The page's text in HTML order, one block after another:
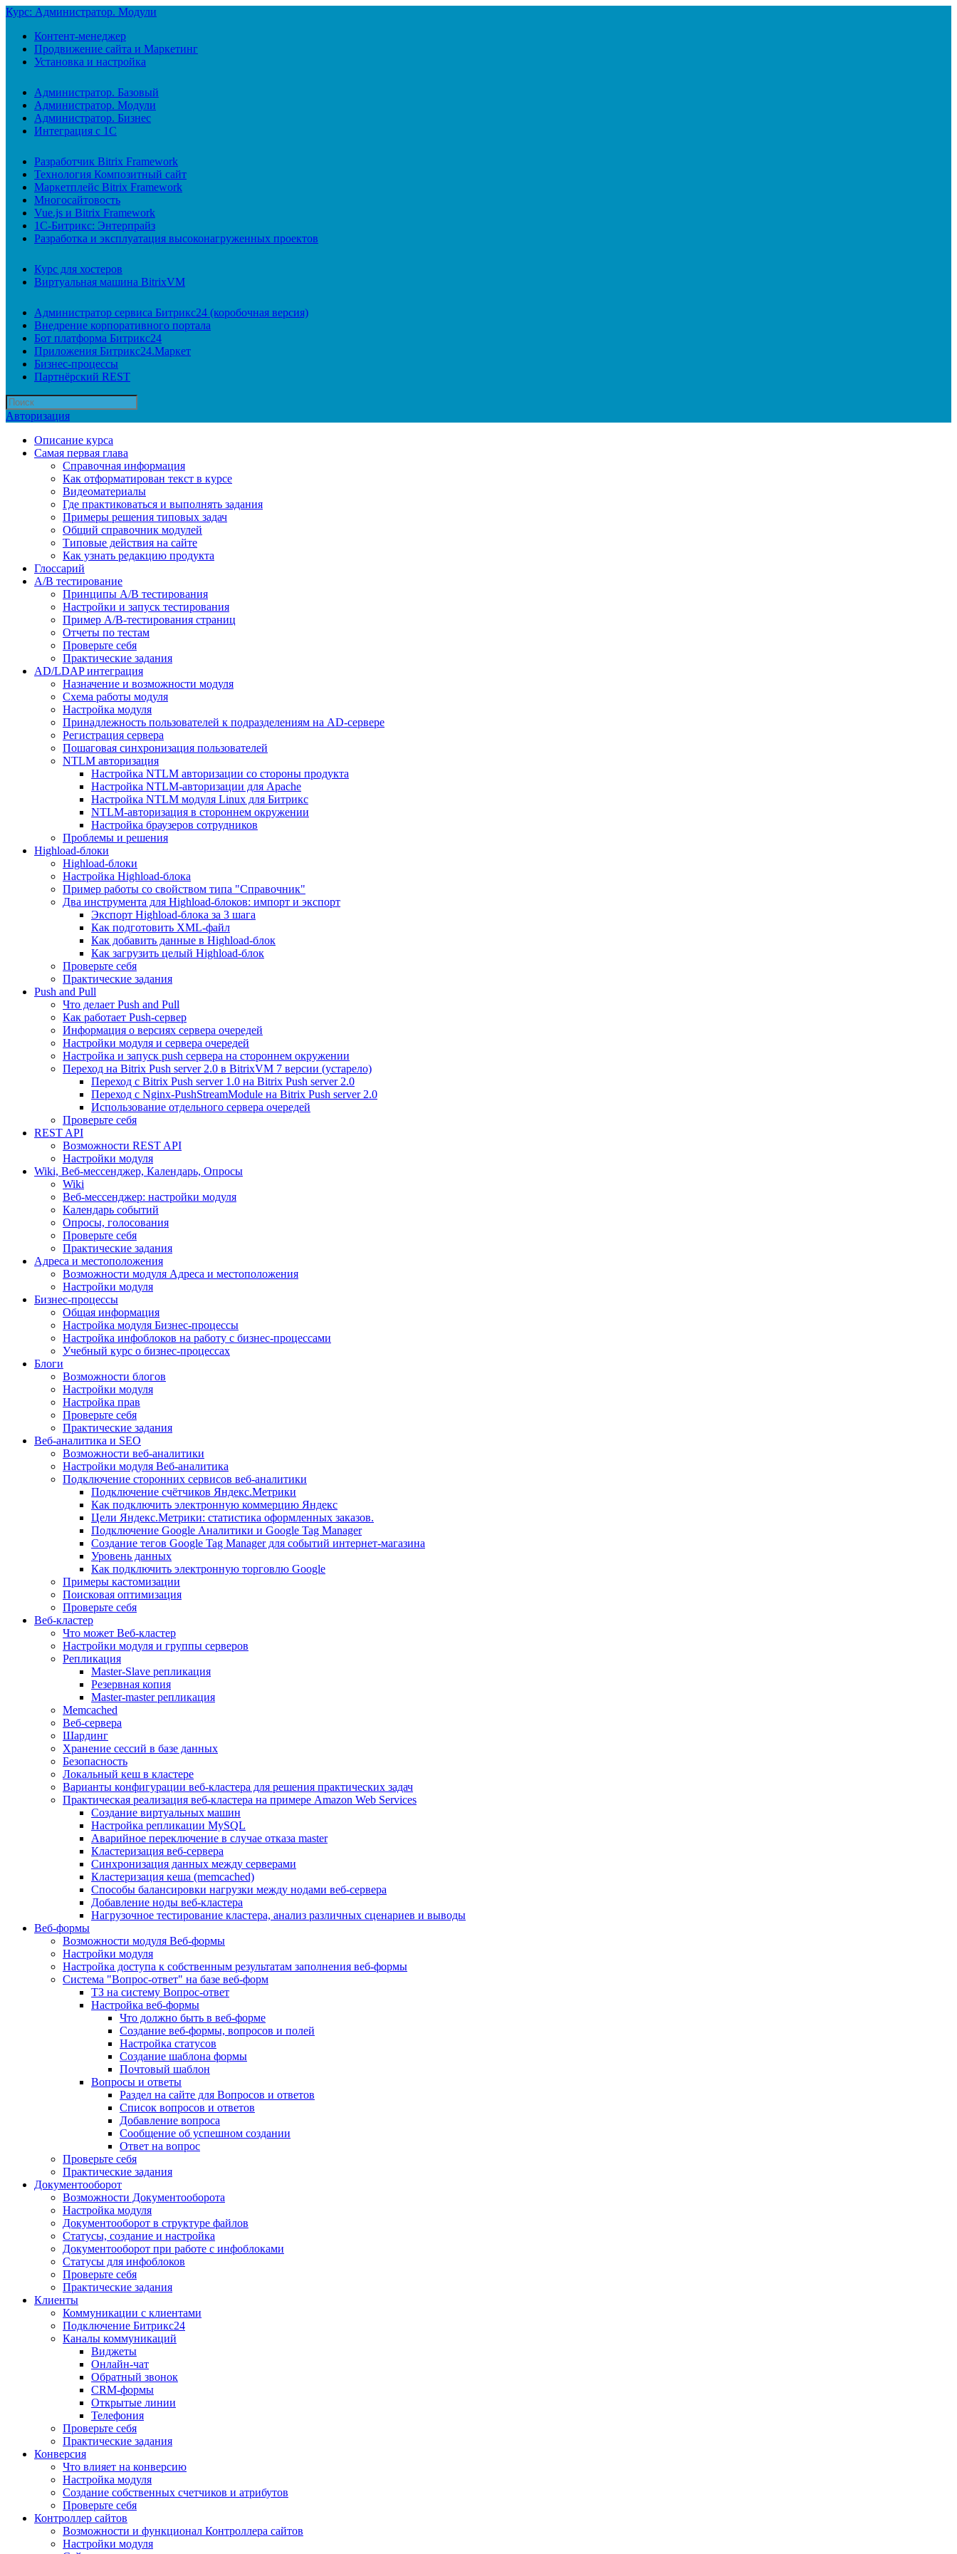
Курс: Администратор. Модули
Контент-менеджер
Продвижение сайта и Маркетинг
Установка и настройка
Администратор. Базовый
Администратор. Модули
Администратор. Бизнес
Интеграция с 1С
Разработчик Bitrix Framework
Технология Композитный сайт
Маркетплейс Bitrix Framework
Многосайтовость
Vue.js и Bitrix Framework
1С-Битрикс: Энтерпрайз
Разработка и эксплуатация высоконагруженных проектов
Курс для хостеров
Виртуальная машина BitrixVM
Администратор сервиса Битрикс24 (коробочная версия)
Внедрение корпоративного портала
Бот платформа Битрикс24
Приложения Битрикс24.Маркет
Бизнес-процессы
Партнёрский REST
Авторизация
Описание курса
Самая первая глава
Справочная информация
Как отформатирован текст в курсе
Видеоматериалы
Где практиковаться и выполнять задания
Примеры решения типовых задач
Общий справочник модулей
Типовые действия на сайте
Как узнать редакцию продукта
Глоссарий
A/B тестирование
Принципы A/B тестирования
Настройки и запуск тестирования
Пример A/B-тестирования страниц
Отчеты по тестам
Проверьте себя
Практические задания
AD/LDAP интеграция
Назначение и возможности модуля
Схема работы модуля
Настройка модуля
Принадлежность пользователей к подразделениям на AD-сервере
Регистрация сервера
Пошаговая синхронизация пользователей
NTLM авторизация
Настройка NTLM авторизации со стороны продукта
Настройка NTLM-авторизации для Apache
Настройка NTLM модуля Linux для Битрикс
NTLM-авторизация в стороннем окружении
Настройка браузеров сотрудников
Проблемы и решения
Highload-блоки
Highload-блоки
Настройка Highload-блока
Пример работы со свойством типа "Справочник"
Два инструмента для Highload-блоков: импорт и экспорт
Экспорт Highload-блока за 3 шага
Как подготовить XML-файл
Как добавить данные в Highload-блок
Как загрузить целый Highload-блок
Проверьте себя
Практические задания
Push and Pull
Что делает Push and Pull
Как работает Push-сервер
Информация о версиях сервера очередей
Настройки модуля и сервера очередей
Настройка и запуск push сервера на стороннем окружении
Переход на Bitrix Push server 2.0 в BitrixVM 7 версии (устарело)
Переход с Bitrix Push server 1.0 на Bitrix Push server 2.0
Переход с Nginx-PushStreamModule на Bitrix Push server 2.0
Использование отдельного сервера очередей
Проверьте себя
REST API
Возможности REST API
Настройки модуля
Wiki, Веб-мессенджер, Календарь, Опросы
Wiki
Веб-мессенджер: настройки модуля
Календарь событий
Опросы, голосования
Проверьте себя
Практические задания
Адреса и местоположения
Возможности модуля Адреса и местоположения
Настройки модуля
Бизнес-процессы
Общая информация
Настройка модуля Бизнес-процессы
Настройка инфоблоков на работу с бизнес-процессами
Учебный курс о бизнес-процессах
Блоги
Возможности блогов
Настройки модуля
Настройка прав
Проверьте себя
Практические задания
Веб-аналитика и SEO
Возможности веб-аналитики
Настройки модуля Веб-аналитика
Подключение сторонних сервисов веб-аналитики
Подключение счётчиков Яндекс.Метрики
Как подключить электронную коммерцию Яндекс
Цели Яндекс.Метрики: статистика оформленных заказов.
Подключение Google Аналитики и Google Tag Manager
Создание тегов Google Tag Manager для событий интернет-магазина
Уровень данных
Как подключить электронную торговлю Google
Примеры кастомизации
Поисковая оптимизация
Проверьте себя
Веб-кластер
Что может Веб-кластер
Настройки модуля и группы серверов
Репликация
Master-Slave репликация
Резервная копия
Master-master репликация
Memcached
Веб-сервера
Шардинг
Хранение сессий в базе данных
Безопасность
Локальный кеш в кластере
Варианты конфигурации веб-кластера для решения практических задач
Практическая реализация веб-кластера на примере Amazon Web Services
Создание виртуальных машин
Настройка репликации MySQL
Аварийное переключение в случае отказа master
Кластеризация веб-сервера
Синхронизация данных между серверами
Кластеризация кеша (memcached)
Способы балансировки нагрузки между нодами веб-сервера
Добавление ноды веб-кластера
Нагрузочное тестирование кластера, анализ различных сценариев и выводы
Веб-формы
Возможности модуля Веб-формы
Настройки модуля
Настройка доступа к собственным результатам заполнения веб-формы
Система "Вопрос-ответ" на базе веб-форм
ТЗ на систему Вопрос-ответ
Настройка веб-формы
Что должно быть в веб-форме
Создание веб-формы, вопросов и полей
Настройка статусов
Создание шаблона формы
Почтовый шаблон
Вопросы и ответы
Раздел на сайте для Вопросов и ответов
Список вопросов и ответов
Добавление вопроса
Сообщение об успешном создании
Ответ на вопрос
Проверьте себя
Практические задания
Документооборот
Возможности Документооборота
Настройка модуля
Документооборот в структуре файлов
Статусы, создание и настройка
Документооборот при работе с инфоблоками
Статусы для инфоблоков
Проверьте себя
Практические задания
Клиенты
Коммуникации с клиентами
Подключение Битрикс24
Каналы коммуникаций
Виджеты
Онлайн-чат
Обратный звонок
CRM-формы
Открытые линии
Телефония
Проверьте себя
Практические задания
Конверсия
Что влияет на конверсию
Настройка модуля
Создание собственных счетчиков и атрибутов
Проверьте себя
Контроллер сайтов
Возможности и функционал Контроллера сайтов
Настройки модуля